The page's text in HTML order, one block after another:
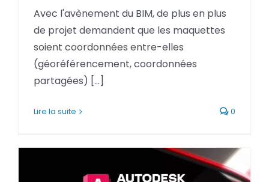
SOCIETE
Rechercher:
Avec l'avènement du BIM, de plus en plus
de projet demandent que les maquettes
soient coordonnées entre-elles
(géoréférencement, coordonnées
partagées) [...]
Lire la suite 0